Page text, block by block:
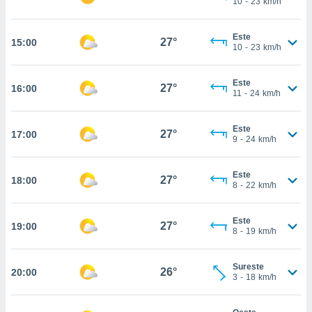
de que
sean
el sitio
para
ni para
aunque
no
abono
15:00 27°
Este
10 - 23 km/h
16:00 27°
Este
11 - 24 km/h
17:00 27°
Este
9 - 24 km/h
18:00 27°
Este
8 - 22 km/h
19:00 27°
Este
8 - 19 km/h
20:00 26°
Sureste
3 - 18 km/h